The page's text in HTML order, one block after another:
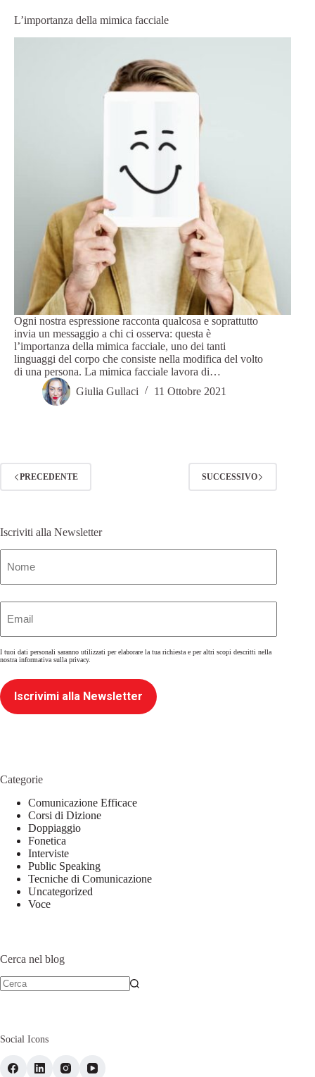
L’importanza della mimica facciale
Ogni nostra espressione racconta qualcosa e soprattutto
invia un messaggio a chi ci osserva: questa è
l’importanza della mimica facciale, uno dei tanti
linguaggi del corpo che consiste nella modifica del volto
di una persona. La mimica facciale lavora di…
Giulia Gullaci
11 Ottobre 2021
PRECEDENTE SUCCESSIVO
Iscriviti alla Newsletter
I tuoi dati personali saranno utilizzati per elaborare la tua richiesta e per altri scopi descritti nella
nostra informativa sulla privacy.
Iscrivimi alla Newsletter
Categorie
Comunicazione Efficace
Corsi di Dizione
Doppiaggio
Fonetica
Interviste
Public Speaking
Tecniche di Comunicazione
Uncategorized
Voce
Cerca nel blog
Social Icons